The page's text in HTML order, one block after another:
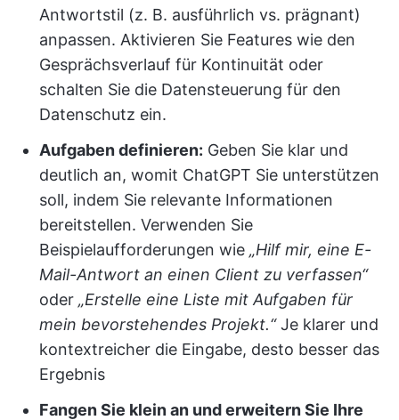
Antwortstil (z. B. ausführlich vs. prägnant)
anpassen. Aktivieren Sie Features wie den
Gesprächsverlauf für Kontinuität oder
schalten Sie die Datensteuerung für den
Datenschutz ein.
Aufgaben definieren: Geben Sie klar und
deutlich an, womit ChatGPT Sie unterstützen
soll, indem Sie relevante Informationen
bereitstellen. Verwenden Sie
Beispielaufforderungen wie „Hilf mir, eine E-
Mail-Antwort an einen Client zu verfassen“
oder „Erstelle eine Liste mit Aufgaben für
mein bevorstehendes Projekt.“Je klarer und
kontextreicher die Eingabe, desto besser das
Ergebnis
Fangen Sie klein an und erweitern Sie Ihre